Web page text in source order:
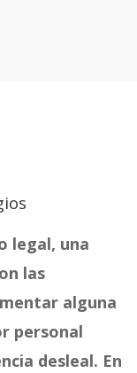
legal, una
las
alguna
personal
desleal. En